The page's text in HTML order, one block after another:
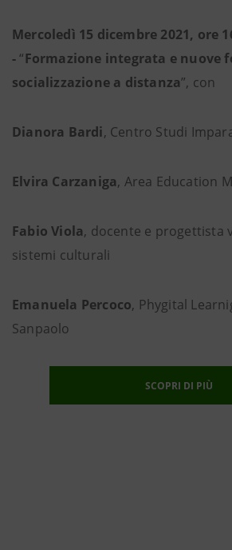
Mercoledì 15 dicembre 2021, ore
-“Formazione integrata e nuove
socializzazione a distanza”, con
Dianora Bardi, Centro Studi
Elvira Carzaniga, Area Education
Fabio Viola, docente e progettista
sistemi culturali
Emanuela Percoco, Phygital
Sanpaolo
SCOPRI DI PIÙ